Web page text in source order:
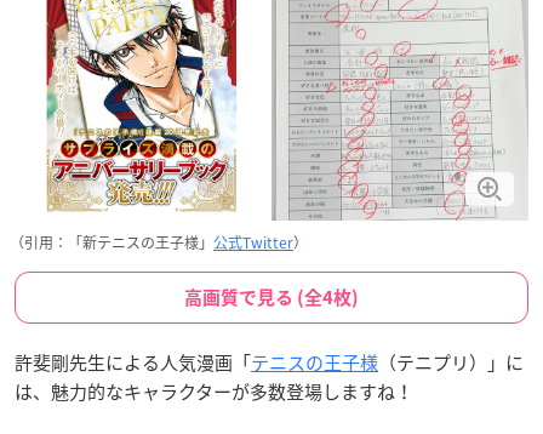
（引用：「新テニスの王子様」 公式Twitter）
高画質で見る (全4枚)
許斐剛先生による人気漫画「テニスの王子様 （テニプリ）」に
は、魅力的なキャラクターが多数登場しますね！